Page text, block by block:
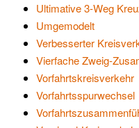
Ultimative 3-Weg
Umgemodelt
Verbesserter
Vierfache Zweig-
Vorfahrtskreisverkehr
Vorfahrtsspurwechsel